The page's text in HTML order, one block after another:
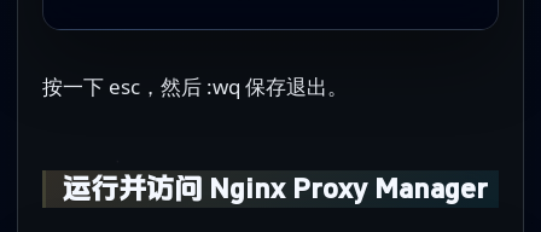
按一下 esc，然后 :wq 保存退出。
运行并访问 Nginx Proxy Manager